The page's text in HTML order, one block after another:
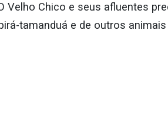
Velho Chico e seus afluentes
tamanduá e de outros